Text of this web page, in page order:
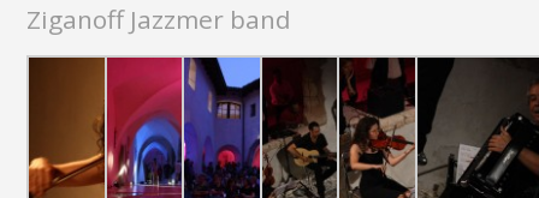
Ziganoff Jazzmer band